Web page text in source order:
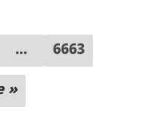
... 6663
»